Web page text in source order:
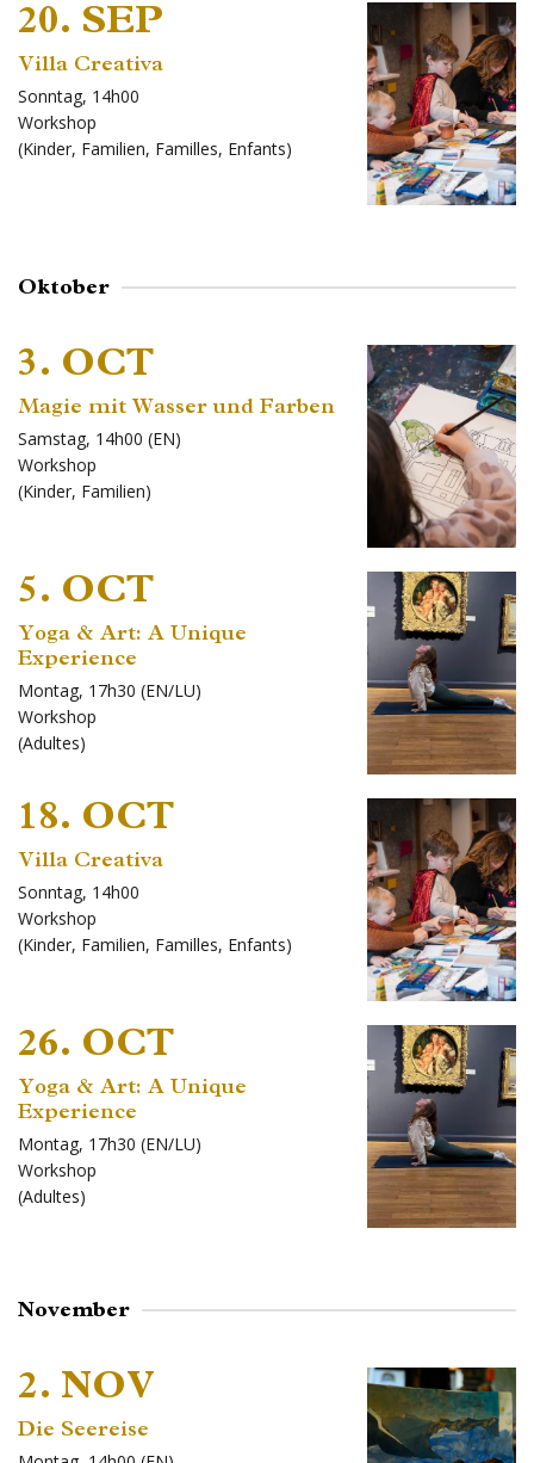
20. SEP
Villa Creativa
Sonntag, 14h00
Workshop
(Kinder, Familien, Familles, Enfants)
Oktober
3. OCT
Magie mit Wasser und Farben
Samstag, 14h00 (EN)
Workshop
(Kinder, Familien)
5. OCT
Yoga & Art: A Unique
Experience
Montag, 17h30 (EN/LU)
Workshop
(Adultes)
18. OCT
Villa Creativa
Sonntag, 14h00
Workshop
(Kinder, Familien, Familles, Enfants)
26. OCT
Yoga & Art: A Unique
Experience
Montag, 17h30 (EN/LU)
Workshop
(Adultes)
November
2. NOV
Die Seereise